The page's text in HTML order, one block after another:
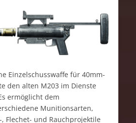
Einzelschusswaffe für 40mm-
den alten M203 im Dienste
ermöglicht dem
Munitionsarten,
Flechet- und Rauchprojektile